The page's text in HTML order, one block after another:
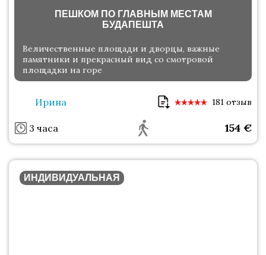
ПЕШКОМ ПО ГЛАВНЫМ МЕСТАМ
БУДАПЕШТА
Величественные площади и дворцы, важные
памятники и прекрасный вид со смотровой
площадки на горе
Ирина 181 отзыв
3 часа 154 €
ИНДИВИДУАЛЬНАЯ